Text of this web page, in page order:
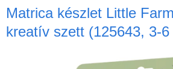
Matrica készlet Little
kreatív szett (125643, 3-6